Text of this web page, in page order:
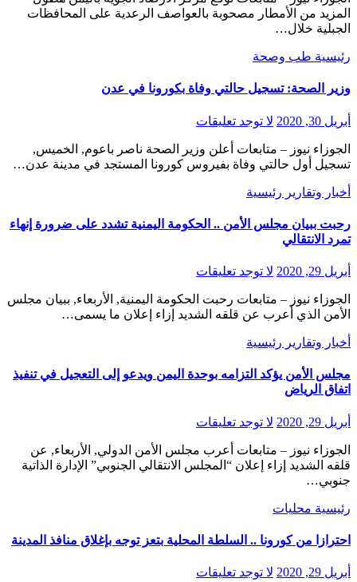
المزيد من الأمطار مصحوبة بالعواصف الرعدية على المحافظات
الجبلية خلال…
رئيسية طب وصحة
وزير الصحة: تسجيل حالتي وفاة بكورونا في عدن
أبريل 30, 2020 لا توجد تعليقات
تسجيل أول حالتي وفاة بفيروس كورونا المستجد في مدينة عدن…
أخبار وتقارير رئيسية
رحبت ببيان مجلس الأمن .. الحكومة اليمنية تشدد على ضرورة إنهاء
تمرد الانتقالي
أبريل 29, 2020 لا توجد تعليقات
الأمن الذي أعرب عن قلقه الشديد إزاء إعلان ما يسمى…
أخبار وتقارير رئيسية
مجلس الأمن يؤكد التزامه بوحدة اليمن ويدعو إلى التعجيل في تنفيذ
اتفاق الرياض
أبريل 29, 2020 لا توجد تعليقات
قلقه الشديد إزاء إعلان “المجلس الانتقالي الجنوبي” الإدارة الذاتية
جنوبي…
رئيسية محليات
احترازا من كورونا .. السلطة المحلية بتعز توجه بإغلاق منافذ المدينة
أبريل 29, 2020 لا توجد تعليقات